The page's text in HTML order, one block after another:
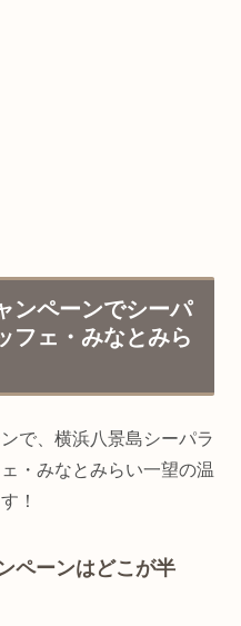
ンペーンでシーパ
フェ・みなとみら
で、横浜八景島シーパラ
・みなとみらい一望の温
！
ペーンはどこが半